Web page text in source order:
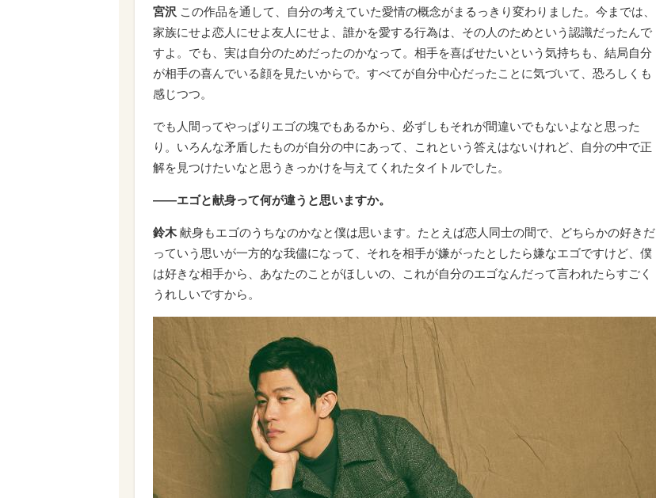
宮沢 この作品を通して、自分の考えていた愛情の概念がまるっきり変わりました。今までは、
家族にせよ恋人にせよ友人にせよ、誰かを愛する行為は、その人のためという認識だったんで
すよ。でも、実は自分のためだったのかなって。相手を喜ばせたいという気持ちも、結局自分
が相手の喜んでいる顔を見たいからで。すべてが自分中心だったことに気づいて、恐ろしくも
感じつつ。
でも人間ってやっぱりエゴの塊でもあるから、必ずしもそれが間違いでもないよなと思った
り。いろんな矛盾したものが自分の中にあって、これという答えはないけれど、自分の中で正
解を見つけたいなと思うきっかけを与えてくれたタイトルでした。
――エゴと献身って何が違うと思いますか。
鈴木献身もエゴのうちなのかなと僕は思います。たとえば恋人同士の間で、どちらかの好きだ
っていう思いが一方的な我儘になって、それを相手が嫌がったとしたら嫌なエゴですけど、僕
は好きな相手から、あなたのことがほしいの、これが自分のエゴなんだって言われたらすごく
うれしいですから。